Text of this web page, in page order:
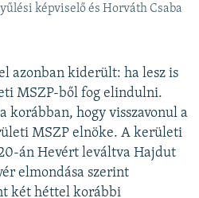
képviselő és Horváth Csaba
azonban kiderült: ha lesz is
MSZP-ből fog elindulni.
korábban, hogy visszavonul a
MSZP elnöke. A kerületi
án Hevért leváltva Hajdut
elmondása szerint
két héttel korábbi